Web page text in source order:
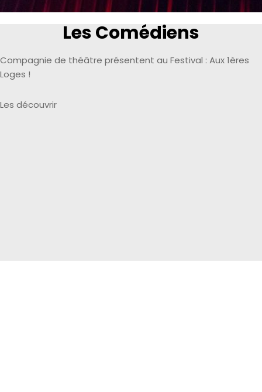
Les Comédiens
Compagnie de théâtre présentent au Festival : Aux 1ères
Loges !
Les découvrir